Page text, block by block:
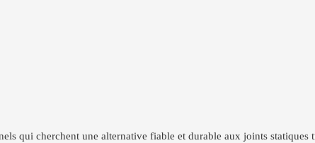
qui cherchent une alternative fiable et durable aux joints statiques